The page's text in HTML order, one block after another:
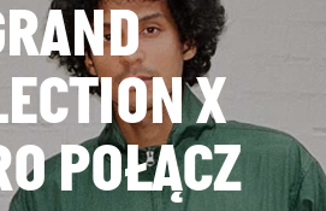
X
POŁĄCZ